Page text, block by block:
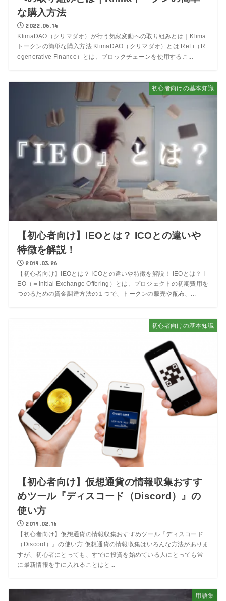
な購入方法
2022.06.14
KlimaDAO（クリマダオ）が行う気候変動への取り組みとは｜Klima
トークンの簡単な購入方法 KlimaDAO（クリマダオ）とは ReFi（R
egenerative Finance）とは、ブロックチェーンを使用するこ...
初心者向けの基本知識
【初心者向け】IEOとは？ ICOとの違いや
特徴を解説！
2019.03.26
【初心者向け】IEOとは？ ICOとの違いや特徴を解説！ IEOとは？ I
EO（＝Initial Exchange Offering）とは、プロジェクトの初期費用を
つのるための資金調達方法の１つで、トークンの販売や配布、...
初心者向けの基本知識
【初心者向け】仮想通貨の情報収集おすす
めツール『ディスコード（Discord）』の
使い方
2019.02.16
【初心者向け】仮想通貨の情報収集おすすめツール『ディスコード
（Discord）』の使い方 仮想通貨の情報収集はいろんな方法がありま
すが、初心者にとっても、すでに投資を始めている人にとっても常
に最新情報を手に入れることはと...
用語集